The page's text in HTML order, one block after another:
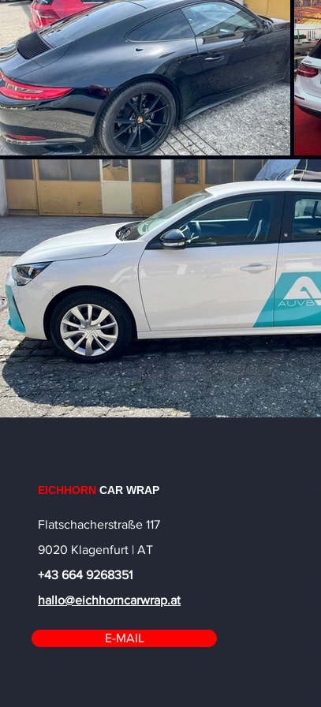
EICHHORN CAR WRAP
Flatschacherstraße 117
9020 Klagenfurt | AT
+43 664 9268351
hallo@eichhorncarwrap.at
E-MAIL